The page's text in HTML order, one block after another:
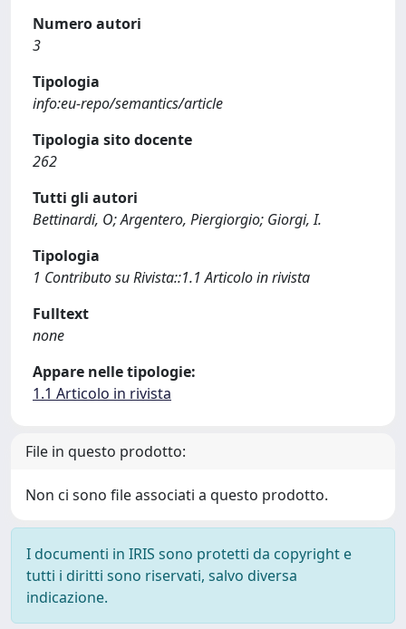
Numero autori
3
Tipologia
info:eu-repo/semantics/article
Tipologia sito docente
262
Tutti gli autori
Bettinardi, O; Argentero, Piergiorgio; Giorgi, I.
Tipologia
1 Contributo su Rivista::1.1 Articolo in rivista
Fulltext
none
Appare nelle tipologie:
1.1 Articolo in rivista
File in questo prodotto:
Non ci sono file associati a questo prodotto.
I documenti in IRIS sono protetti da copyright e
tutti i diritti sono riservati, salvo diversa
indicazione.